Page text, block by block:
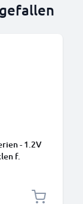
- 1.2V
f.
Micro